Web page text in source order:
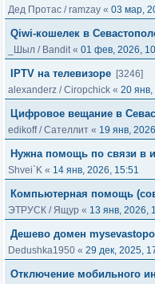
Дед Протас /ramzay « 03 мар,
Qiwi-кошелек в
_Шыл / Bandit« 01 фев, 2026,
IPTV на телевизоре [3246]
alexanderz /Ciropchick « 20
Цифровое вещание в
edikoff/Сателлит « 19 янв,
Нужна помощь по связи в
Shvei`K « 14 янв, 2026, 15:51
Компьютерная помощь
ЭТРУСК /Ящур « 13 янв, 2026,
Дешево домен
Dedushka1950 « 29 дек, 2025,
Отключение мобильного